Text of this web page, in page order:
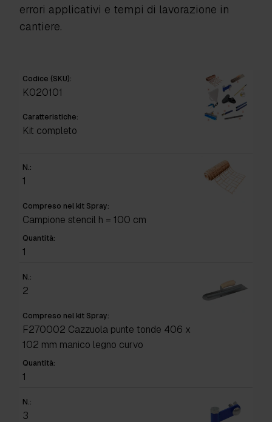
errori applicativi e tempi di lavorazione in
cantiere.
Codice (SKU):
K020101
Caratteristiche:
Kit completo
N.:
1
Compreso nel kit Spray:
Campione stencil h = 100 cm
Quantità:
1
N.:
2
Compreso nel kit Spray:
F270002 Cazzuola punte tonde 406 x
102 mm manico legno curvo
Quantità:
1
N.:
3